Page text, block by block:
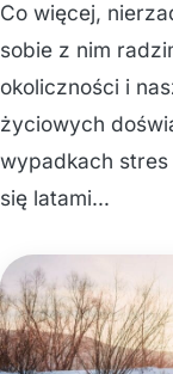
Co więcej,
sobie z nim
okoliczności i
życiowych
wypadkach
się latami…